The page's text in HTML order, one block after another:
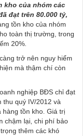
kho của nhóm các
đạt trên 80.000 tỷ,
tồn kho của nhóm
toàn thị trường, trong
20%.
trở nên nguy hiểm
mà thậm chí còn
nghiệp BĐS chỉ đạt
thu quý IV/2012 và
hàng tồn kho. Giá trị
chậm lại, chi phí bảo
thêm các khó